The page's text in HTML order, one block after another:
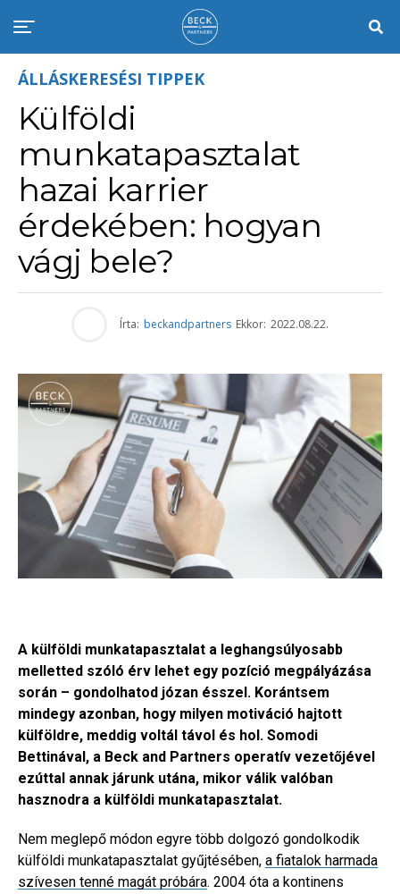
ÁLLÁSKERESÉSI TIPPEK
Külföldi
munkatapasztalat
hazai karrier
érdekében: hogyan
vágj bele?
Írta: beckandpartners Ekkor: 2022.08.22.
A külföldi munkatapasztalat a leghangsúlyosabb
melletted szóló érv lehet egy pozíció megpályázása
során – gondolhatod józan ésszel. Korántsem
mindegy azonban, hogy milyen motiváció hajtott
külföldre, meddig voltál távol és hol. Somodi
Bettinával, a Beck and Partners operatív vezetőjével
ezúttal annak járunk utána, mikor válik valóban
hasznodra a külföldi munkatapasztalat.
Nem meglepő módon egyre több dolgozó gondolkodik
külföldi munkatapasztalat gyűjtésében, a fiatalok harmada
szívesen tenné magát próbára. 2004 óta a kontinens